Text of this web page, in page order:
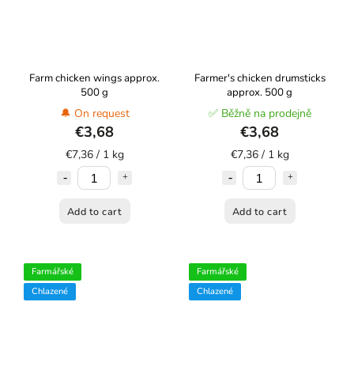
Farm chicken wings approx.
500 g
🔔 On request
€3,68
€7,36 / 1 kg
Add to cart
Farmer's chicken drumsticks
approx. 500 g
✅ Běžně na prodejně
€3,68
€7,36 / 1 kg
Add to cart
Farmářské
Chlazené
Farmářské
Chlazené